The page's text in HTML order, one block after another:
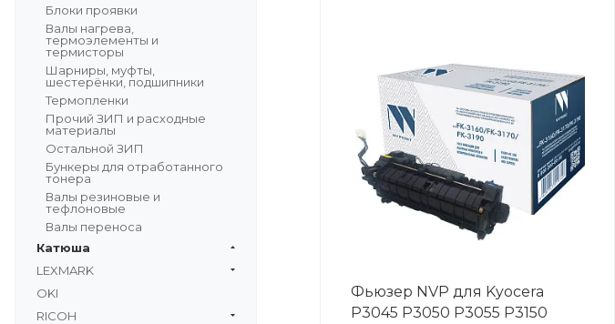
Блоки проявки
Валы нагрева,
термоэлементы и
термисторы
Шарниры, муфты,
шестерёнки, подшипники
Термопленки
Прочий ЗИП и расходные
материалы
Остальной ЗИП
Бункеры для отработанного
тонера
Валы резиновые и
тефлоновые
Валы переноса
Катюша
LEXMARK
OKI
RICOH
Фьюзер NVP для Kyocera
P3045 P3050 P3055 P3150